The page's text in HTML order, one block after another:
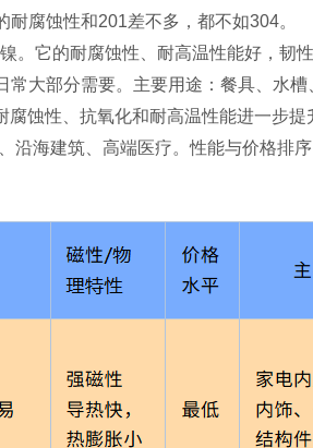
腐蚀性和201差不多，都不如304。
。它的耐腐蚀性、耐高温性能好，韧
大部分需要。主要用途：餐具、水槽
蚀性、抗氧化和耐高温性能进一步
沿海建筑、高端医疗。性能与价格排